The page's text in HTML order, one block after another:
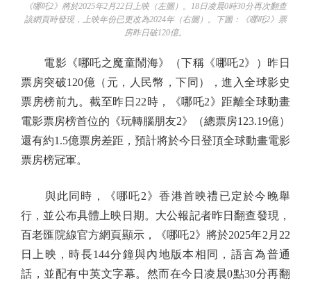
《哪吒2》將於2025年2月22日上映（左圖）。18日凌晨0時30分再次翻查
該網頁時發現，上映年份已更改為2024年（右圖）。下圖：《哪吒2》票
房昨日破120億。
電影《哪吒之魔童鬧海》（下稱《哪吒2》）昨日
票房突破120億（元，人民幣，下同），進入全球影史
票房榜前九。截至昨日22時，《哪吒2》距離全球動畫
電影票房榜首位的《玩轉腦朋友2》（總票房123.19億）
還有約1.5億票房差距，預計將於今日登頂全球動畫電影
票房榜冠軍。
與此同時，《哪吒2》香港首映禮已定於今晚舉
行，並公布具體上映日期。大公報記者昨日翻查發現，
百老匯院線官方網頁顯示，《哪吒2》將於2025年2月22
日上映，時長144分鐘與內地版本相同，語言為普通
話，並配有中英文字幕。然而在今日凌晨0點30分再翻